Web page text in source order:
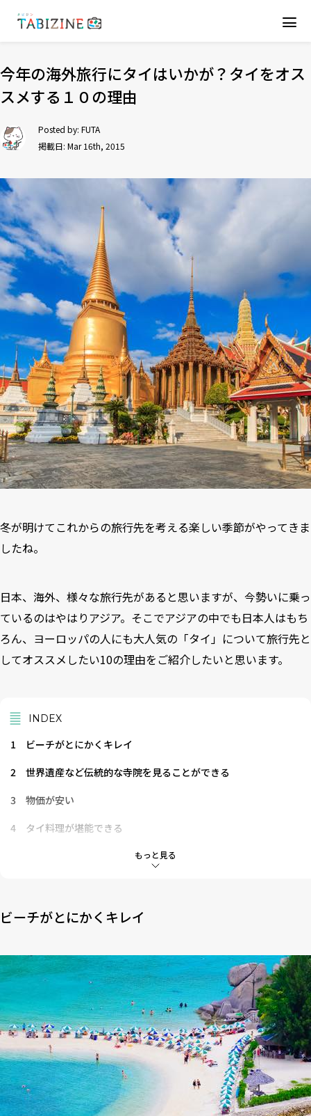
今年の海外旅行にタイはいかが？タイをオス
スメする１０の理由
Posted by: FUTA
掲載日: Mar 16th, 2015
冬が明けてこれからの旅行先を考える楽しい季節がやってきま
したね。
日本、海外、様々な旅行先があると思いますが、今勢いに乗っ
ているのはやはりアジア。そこでアジアの中でも日本人はもち
ろん、ヨーロッパの人にも大人気の「タイ」について旅行先と
してオススメしたい10の理由をご紹介したいと思います。
もっと見る
INDEX
1
ビーチがとにかくキレイ
2
世界遺産など伝統的な寺院を見ることができる
3
物価が安い
4
タイ料理が堪能できる
ナイトタイムも大いに楽しめる
7
伝統的な文化を感じることができる
人がとてもフレンドリー
運河を楽しむことができる
ビーチがとにかくキレイ